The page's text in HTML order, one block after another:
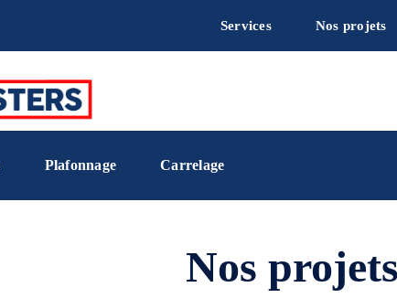
Services Nos projets
Plafonnage Carrelage
Nos